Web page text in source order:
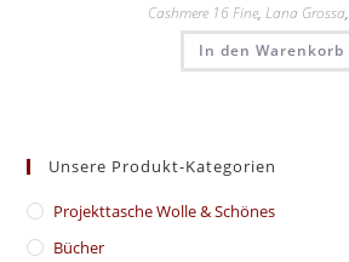
Cashmere 16 Fine, Lana Grossa,
In den Warenkorb
Unsere Produkt-Kategorien
​Projekttasche Wolle & Schönes
Bücher